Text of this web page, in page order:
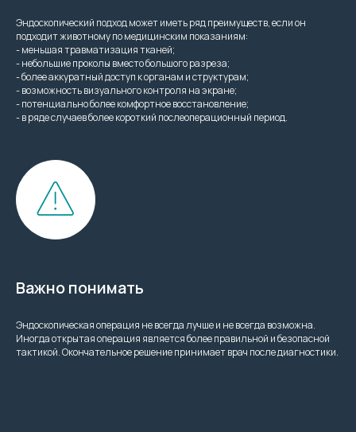
Эндоскопический подход может иметь ряд преимуществ, если он
подходит животному по медицинским показаниям:
- меньшая травматизация тканей;
- небольшие проколы вместо большого разреза;
- более аккуратный доступ к органам и структурам;
- возможность визуального контроля на экране;
- потенциально более комфортное восстановление;
- в ряде случаев более короткий послеоперационный период.
Важно понимать
Эндоскопическая операция не всегда лучше и не всегда возможна.
Иногда открытая операция является более правильной и безопасной
тактикой. Окончательное решение принимает врач после диагностики.